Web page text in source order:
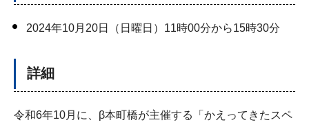
2024年10月20日（日曜日）11時00分から15時30分
詳細
令和6年10月に、β本町橋が主催する「かえってきたスペ